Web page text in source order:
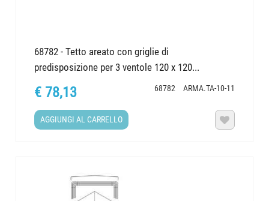
68782 - Tetto areato con griglie di
predisposizione per 3 ventole 120 x 120...
68782 ARMA.TA-10-11
€ 78,13
AGGIUNGI AL CARRELLO 